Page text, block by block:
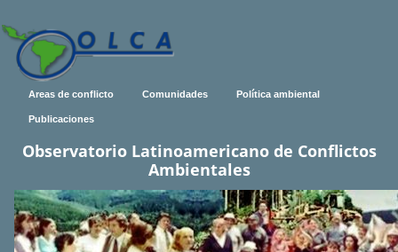
Areas de conflicto Comunidades Política ambiental
Publicaciones
Observatorio Latinoamericano de Conflictos
Ambientales